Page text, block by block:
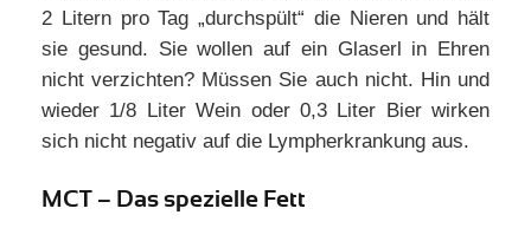
2 Litern pro Tag „durchspült“ die Nieren und hält
sie gesund. Sie wollen auf ein Glaserl in Ehren
nicht verzichten? Müssen Sie auch nicht. Hin und
wieder 1/8 Liter Wein oder 0,3 Liter Bier wirken
sich nicht negativ auf die Lympherkrankung aus.
MCT – Das spezielle Fett